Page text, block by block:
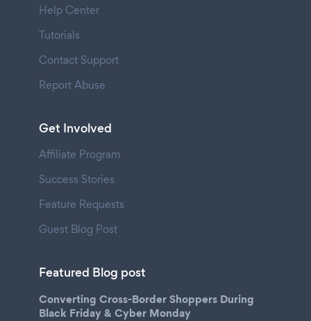
Help Center
Tutorials
Contact Support
Report Abuse
Get Involved
Affiliate Program
Success Stories
Feature Requests
Guest Blog Post
Featured Blog post
Converting Cross-Border Shoppers During
Black Friday & Cyber Monday